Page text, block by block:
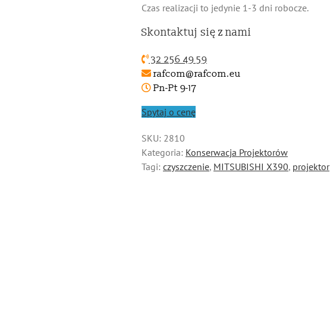
Czas realizacji to jedynie 1-3 dni robocze.
Skontaktuj się z nami
32 256 49 59
rafcom@rafcom.eu
Pn-Pt 9-17
Spytaj o cenę
SKU: 2810
Kategoria: Konserwacja Projektorów
Tagi: czyszczenie, MITSUBISHI X390, projektor